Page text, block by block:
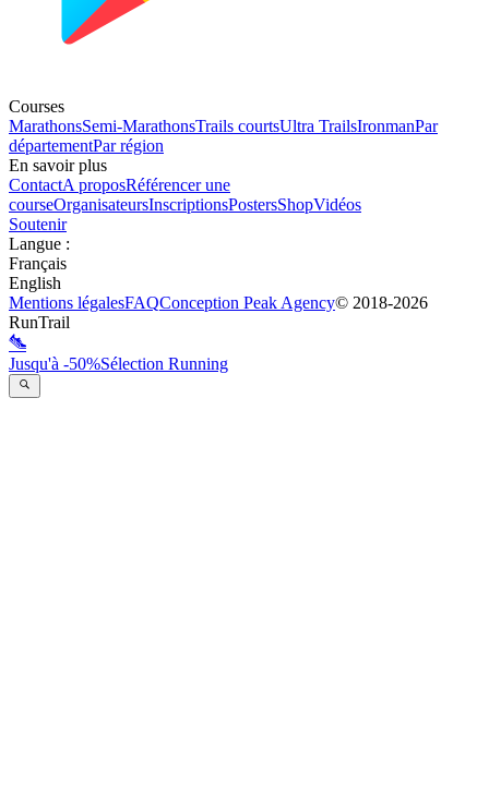
Courses
MarathonsSemi-MarathonsTrails courtsUltra TrailsIronmanPar
départementPar région
En savoir plus
ContactA proposRéférencer une
courseOrganisateursInscriptionsPostersShopVidéos
Soutenir
Langue :
Français
English
Mentions légalesFAQConception Peak Agency© 2018-2026
RunTrail
Jusqu'à -50%Sélection Running